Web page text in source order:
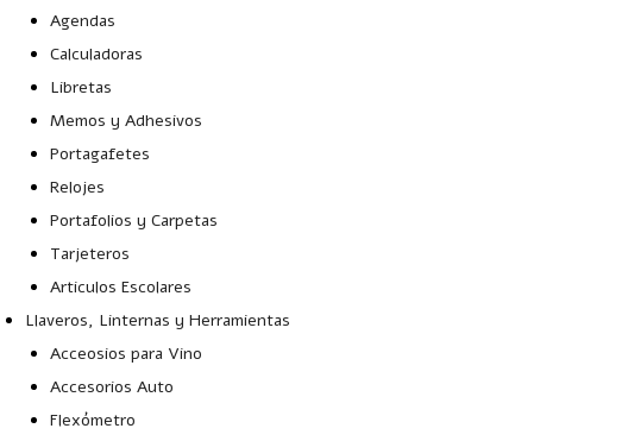
Agendas
Calculadoras
Libretas
Memos y Adhesivos
Portagafetes
Relojes
Portafolios y Carpetas
Tarjeteros
Articulos Escolares
Llaveros, Linternas y Herramientas
Acceosios para Vino
Accesorios Auto
Flexómetro